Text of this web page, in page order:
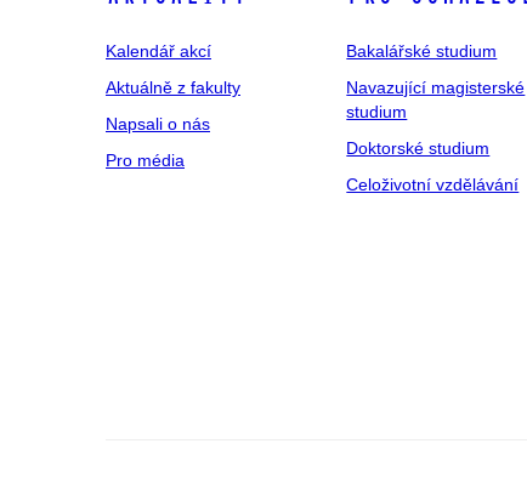
Kalendář akcí
Aktuálně z fakulty
Napsali o nás
Pro média
Bakalářské studium
Navazující magisterské
studium
Doktorské studium
Celoživotní vzdělávání